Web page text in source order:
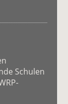
Schulen